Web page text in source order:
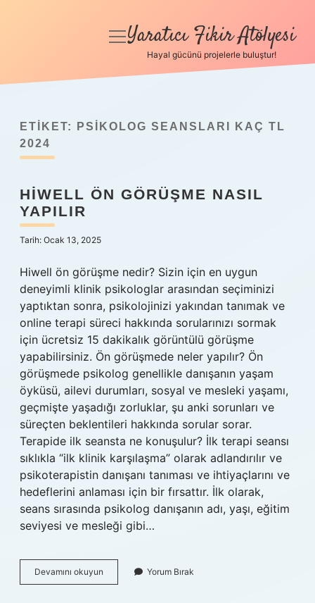
Anasayfa
Yasal Uyarı
menüyü
Yaratıcı Fikir Atölyesi
Hayal gücünü projelerle buluştur!
ETIKET:
PSIKOLOG SEANSLARI KAÇ TL
2024
HIWELL ÖN GÖRÜŞME NASIL
YAPILIR
Tarih: Ocak 13, 2025
Hiwell ön görüşme nedir? Sizin için en uygun
deneyimli klinik psikologlar arasından seçiminizi
yaptıktan sonra, psikolojinizi yakından tanımak ve
online terapi süreci hakkında sorularınızı sormak
için ücretsiz 15 dakikalık görüntülü görüşme
yapabilirsiniz. Ön görüşmede neler yapılır? Ön
görüşmede psikolog genellikle danışanın yaşam
öyküsü, ailevi durumları, sosyal ve mesleki yaşamı,
geçmişte yaşadığı zorluklar, şu anki sorunları ve
süreçten beklentileri hakkında sorular sorar.
Terapide ilk seansta ne konuşulur? İlk terapi seansı
sıklıkla “ilk klinik karşılaşma” olarak adlandırılır ve
psikoterapistin danışanı tanıması ve ihtiyaçlarını ve
hedeflerini anlaması için bir fırsattır. İlk olarak,
seans sırasında psikolog danışanın adı, yaşı, eğitim
seviyesi ve mesleği gibi…
Devamını okuyun
Ön
Yorum Bırak